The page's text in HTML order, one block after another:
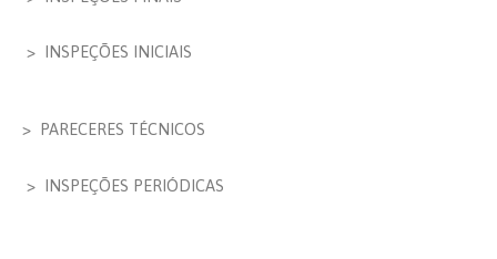
> INSPEÇÕES INICIAIS
> PARECERES TÉCNICOS
> INSPEÇÕES PERIÓDICAS